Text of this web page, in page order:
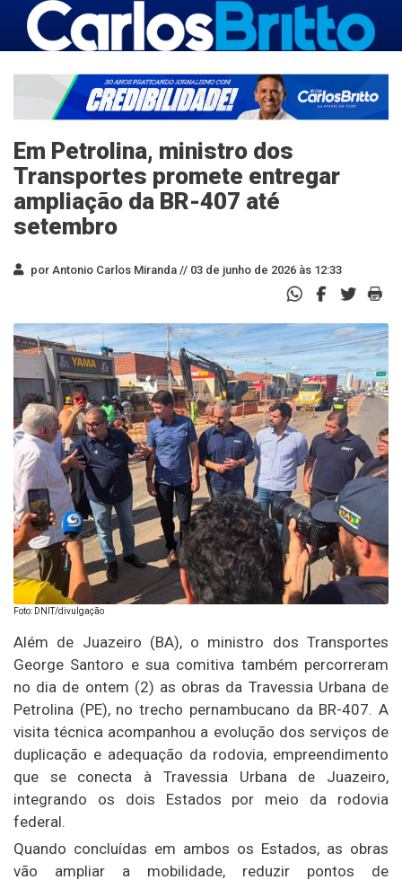
Em Petrolina, ministro dos
Transportes promete entregar
ampliação da BR-407 até
setembro
por Antonio Carlos Miranda // 03 de junho de 2026 às 12:33
Foto: DNIT/divulgação
Além de Juazeiro (BA), o ministro dos Transportes
George Santoro e sua comitiva também percorreram
no dia de ontem (2) as obras da Travessia Urbana de
Petrolina (PE), no trecho pernambucano da BR-407. A
visita técnica acompanhou a evolução dos serviços de
duplicação e adequação da rodovia, empreendimento
que se conecta à Travessia Urbana de Juazeiro,
integrando os dois Estados por meio da rodovia
federal.
Quando concluídas em ambos os Estados, as obras
vão ampliar a mobilidade, reduzir pontos de